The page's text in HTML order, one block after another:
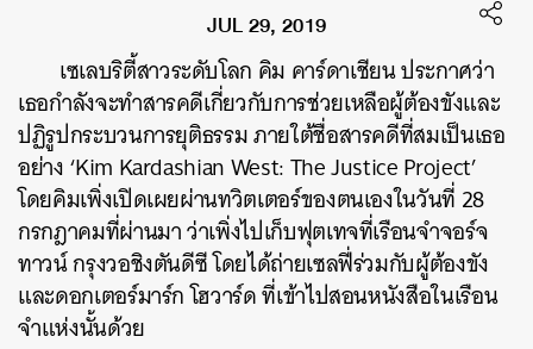
JUL 29, 2019
เซเลบริตี้สาวระดับโลก คิม คาร์ดาเชียน ประกาศว่า
เธอกำลังจะทำสารคดีเกี่ยวกับการช่วยเหลือผู้ต้องขังและ
ปฏิรูปกระบวนการยุติธรรม ภายใต้ชื่อสารคดีที่สมเป็นเธอ
อย่าง ‘Kim Kardashian West: The Justice Project’
โดยคิมเพิ่งเปิดเผยผ่านทวิตเตอร์ของตนเองในวันที่ 28
กรกฎาคมที่ผ่านมา ว่าเพิ่งไปเก็บฟุตเทจที่เรือนจำจอร์จ
ทาวน์ กรุงวอชิงตันดีซี โดยได้ถ่ายเซลฟี่ร่วมกับผู้ต้องขัง
และดอกเตอร์มาร์ก โฮวาร์ด ที่เข้าไปสอนหนังสือในเรือน
จำแห่งนั้นด้วย